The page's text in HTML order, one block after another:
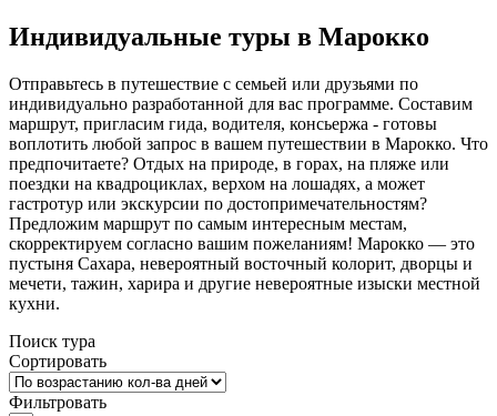
Индивидуальные туры в Марокко
Отправьтесь в путешествие с семьей или друзьями по
индивидуально разработанной для вас программе. Составим
маршрут, пригласим гида, водителя, консьержа - готовы
воплотить любой запрос в вашем путешествии в Марокко. Что
предпочитаете? Отдых на природе, в горах, на пляже или
поездки на квадроциклах, верхом на лошадях, а может
гастротур или экскурсии по достопримечательностям?
Предложим маршрут по самым интересным местам,
скорректируем согласно вашим пожеланиям! Марокко — это
пустыня Сахара, невероятный восточный колорит, дворцы и
мечети, тажин, харира и другие невероятные изыски местной
кухни.
Поиск тура
Сортировать
Фильтровать